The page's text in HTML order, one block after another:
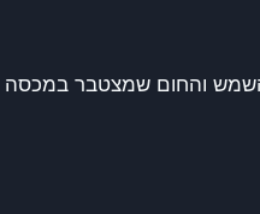
והחום שמצטבר במכסה